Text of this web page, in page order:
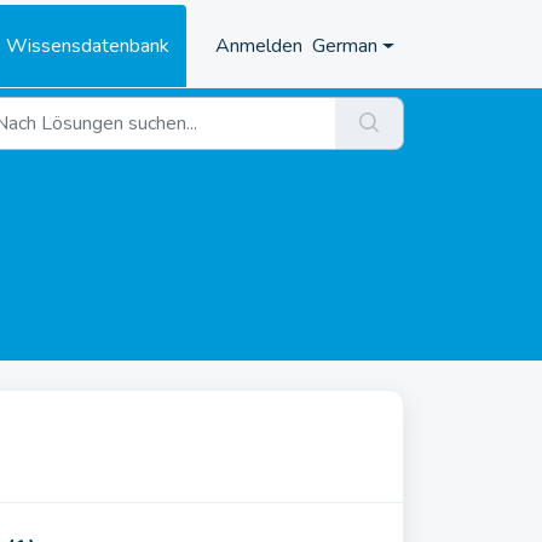
Wissensdatenbank Anmelden German